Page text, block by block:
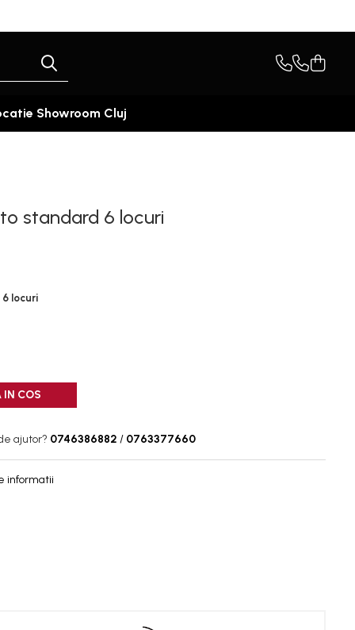
Showroom Cluj
standard 6 locuri
locuri
IN COS
ajutor? 0746386882 / 0763377660
informatii